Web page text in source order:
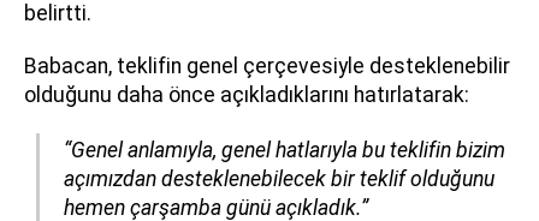
belirtti.
Babacan, teklifin genel çerçevesiyle desteklenebilir
olduğunu daha önce açıkladıklarını hatırlatarak:
“Genel anlamıyla, genel hatlarıyla bu teklifin bizim
açımızdan desteklenebilecek bir teklif olduğunu
hemen çarşamba günü açıkladık.”